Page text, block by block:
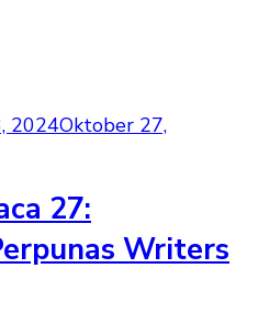
2024Oktober 27,
27:
Writers